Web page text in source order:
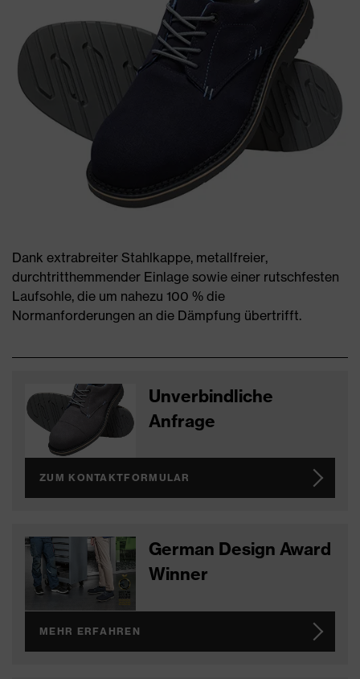
Dank extrabreiter Stahlkappe, metallfreier,
durchtritthemmender Einlage sowie einer rutschfesten
Laufsohle, die um nahezu 100 % die
Normanforderungen an die Dämpfung übertrifft.
Unverbindliche
Anfrage
ZUM KONTAKTFORMULAR
German Design Award
Winner
MEHR ERFAHREN